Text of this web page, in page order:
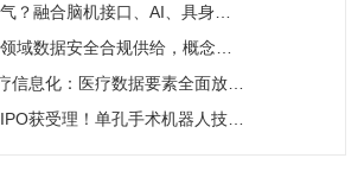
脑机接口、AI、具身智能的新范式来了！
数据安全合规供给，概念股汇总
疗数据要素全面放开，AI 临床商业化迎来兑现窗口
理！单孔手术机器人技术剑指百亿市场